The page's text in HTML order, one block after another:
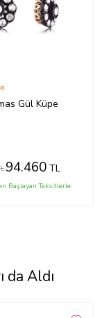
Gül Küpe
94.460 TL
Başlayan Taksitlerle
da Aldı